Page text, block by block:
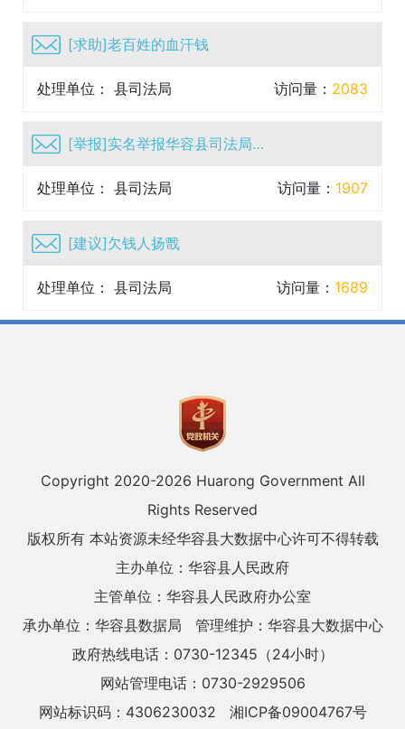
[求助]老百姓的血汗钱
处理单位： 县司法局 访问量： 2083
[举报]实名举报华容县司法局白丹严重违纪违法行为，作为国...
处理单位： 县司法局 访问量： 1907
[建议]欠钱人扬戬
处理单位： 县司法局 访问量： 1689
Copyright 2020-2026 Huarong Government All
Rights Reserved
版权所有 本站资源未经华容县大数据中心许可不得转载
主办单位：华容县人民政府
主管单位：华容县人民政府办公室
承办单位：华容县数据局
管理维护：华容县大数据中心
政府热线电话：0730-12345（24小时）
网站管理电话：0730-2929506
网站标识码：4306230032
湘ICP备09004767号